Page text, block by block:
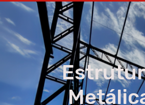
ORÇAMENTO
NOME *
E-MAIL *